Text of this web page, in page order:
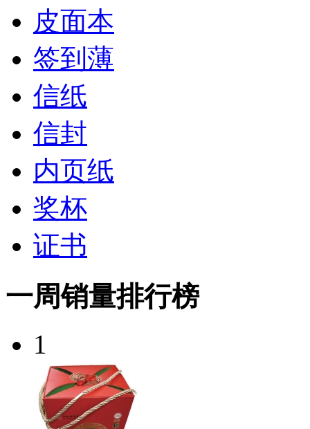
皮面本
签到薄
信纸
信封
内页纸
奖杯
证书
一周销量排行榜
1